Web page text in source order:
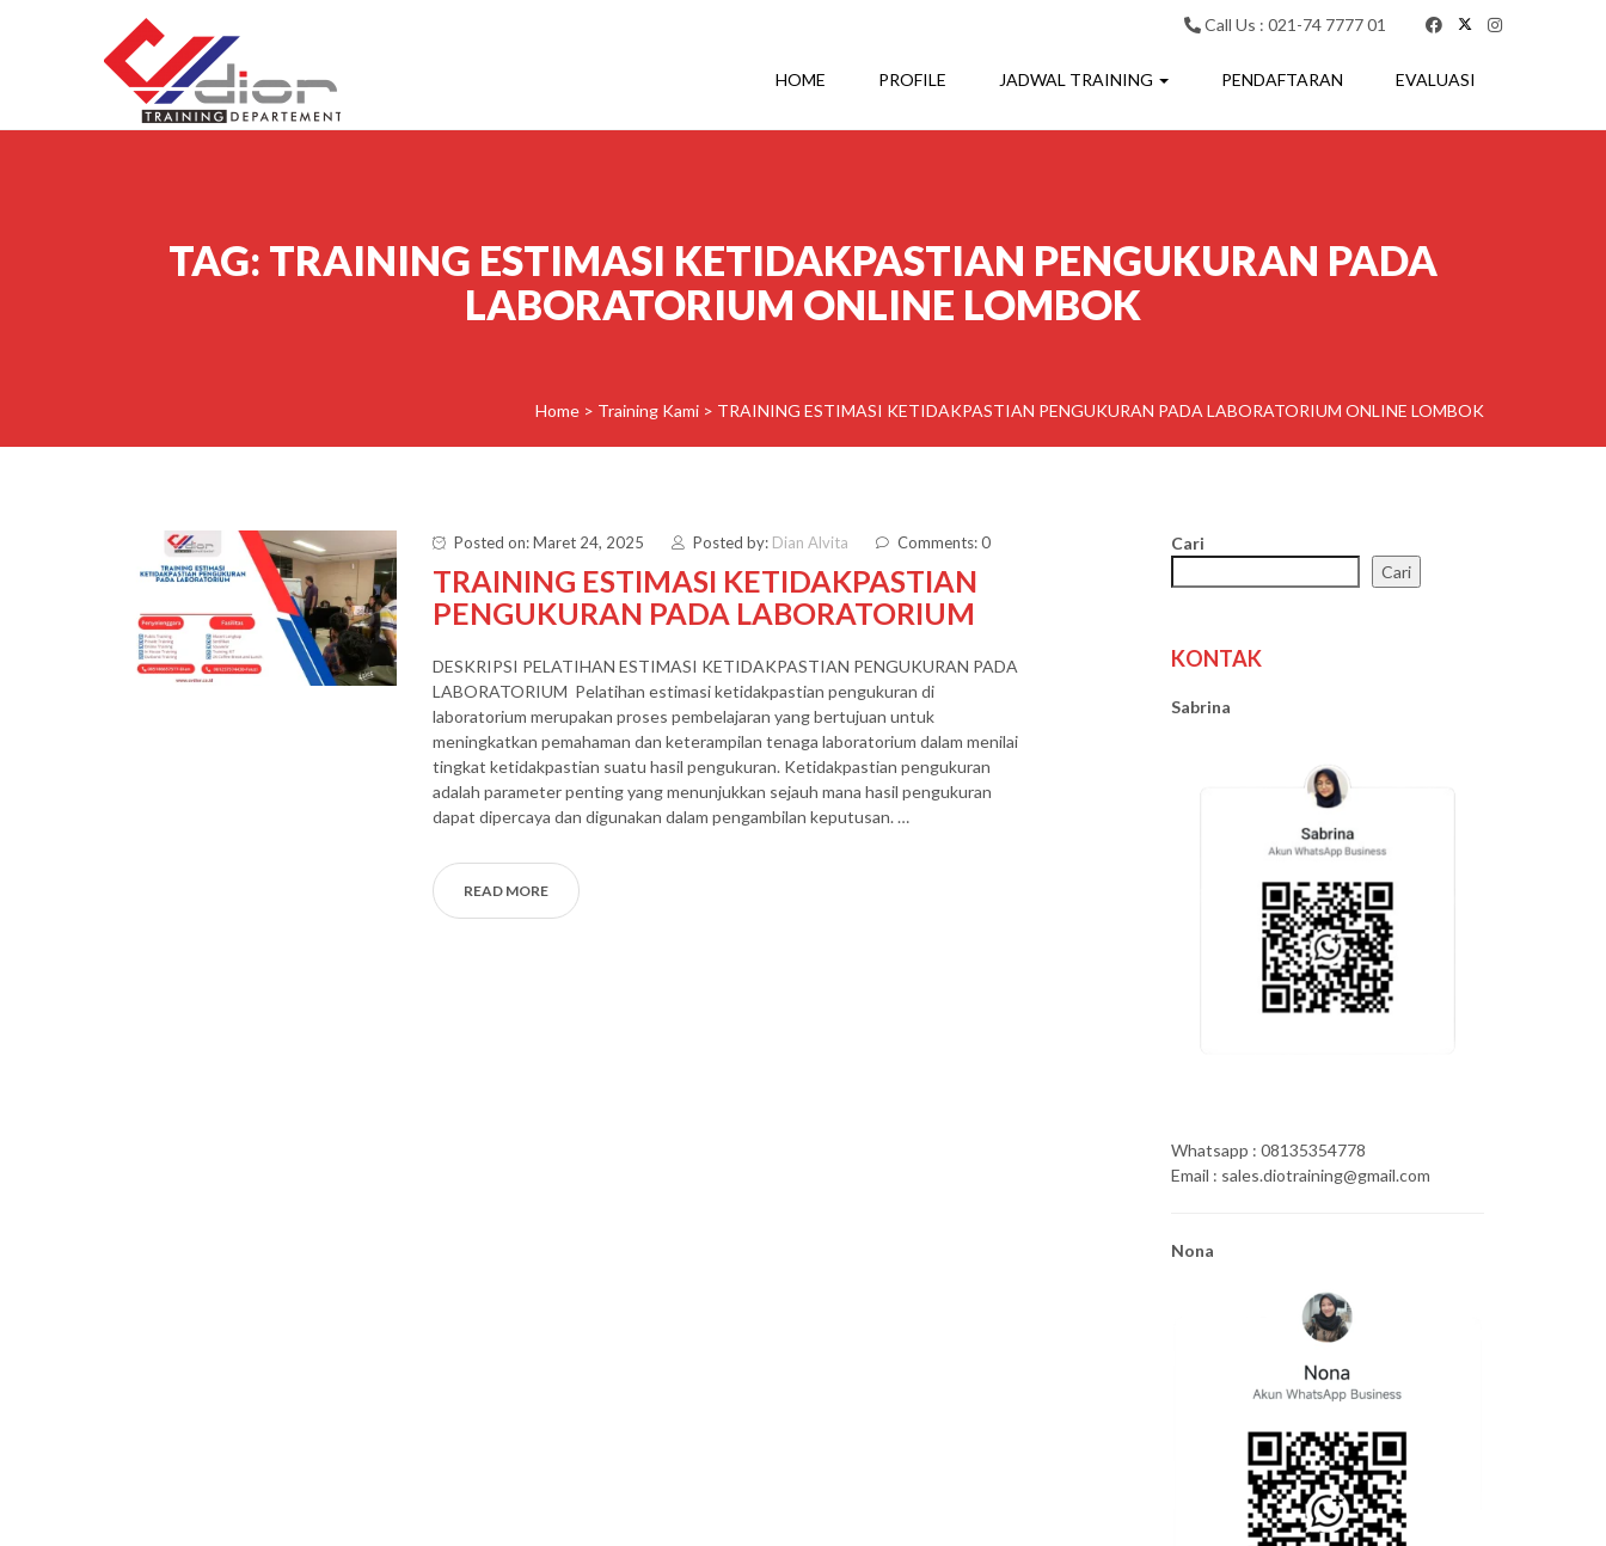
Call Us : 021-74 7777 01
HOME PROFILE JADWAL TRAINING PENDAFTARAN EVALUASI
TAG: TRAINING ESTIMASI KETIDAKPASTIAN PENGUKURAN PADA
LABORATORIUM ONLINE LOMBOK
Home > Training Kami > TRAINING ESTIMASI KETIDAKPASTIAN PENGUKURAN PADA LABORATORIUM ONLINE LOMBOK
Posted on: Maret 24, 2025 Posted by: Dian Alvita Comments: 0
TRAINING ESTIMASI KETIDAKPASTIAN
PENGUKURAN PADA LABORATORIUM
DESKRIPSI PELATIHAN ESTIMASI KETIDAKPASTIAN PENGUKURAN PADA
LABORATORIUM Pelatihan estimasi ketidakpastian pengukuran di
laboratorium merupakan proses pembelajaran yang bertujuan untuk
meningkatkan pemahaman dan keterampilan tenaga laboratorium dalam menilai
tingkat ketidakpastian suatu hasil pengukuran. Ketidakpastian pengukuran
adalah parameter penting yang menunjukkan sejauh mana hasil pengukuran
dapat dipercaya dan digunakan dalam pengambilan keputusan. …
READ MORE
Cari
Cari
KONTAK
Sabrina
Whatsapp : 08135354778
Email : sales.diotraining@gmail.com
Nona